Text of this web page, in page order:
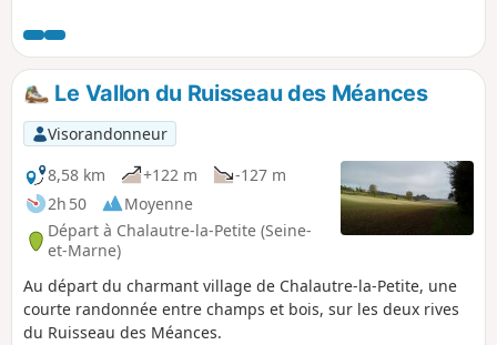
chemins des champs et des bois ainsi que
les sentes d'un village, et qui longe des
ruisseaux et la banquette herbeuse d'un
aqueduc souterrain. Une randonnée
bucolique et patrimoniale à la fois, dans un
cadre paisible.
Le Vallon du Ruisseau des Méances
Visorandonneur
8,58 km
+122 m
-127 m
2h 50
Moyenne
Départ à Chalautre-la-Petite (Seine-
et-Marne)
Au départ du charmant village de Chalautre-la-Petite, une
courte randonnée entre champs et bois, sur les deux rives
du Ruisseau des Méances.